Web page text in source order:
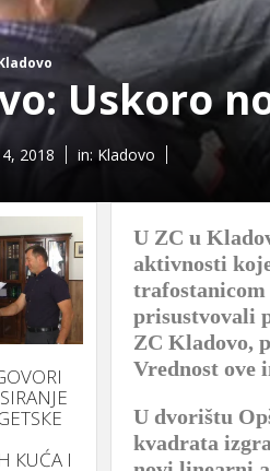
Uskoro
2018 in: Kladovo
КUĆA I
U ZC u
aktivnosti
trafostanicom
prisustvovali
ZC Kladovo,
Vrednost ove
U dvorištu
kvadrata